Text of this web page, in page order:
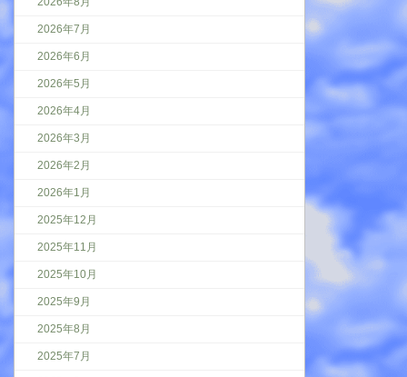
2026年7月
2026年6月
2026年5月
2026年4月
2026年3月
2026年2月
2026年1月
2025年12月
2025年11月
2025年10月
2025年9月
2025年8月
2025年7月